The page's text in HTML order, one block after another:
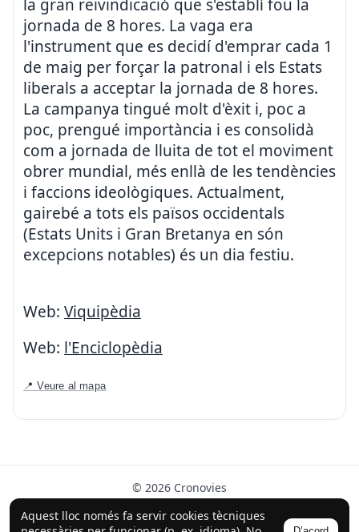
Aquest lloc només fa servir cookies tècniques
la gran reivindicació que s'establí fou la
jornada de 8 hores. La vaga era
l'instrument que es decidí d'emprar cada 1
de maig per forçar la patronal i els Estats
liberals a acceptar la jornada de 8 hores.
La campanya tingué molt d'èxit i, poc a
poc, prengué importància i es consolidà
com a jornada de lluita de tot el moviment
obrer mundial, més enllà de les tendències
i faccions ideològiques. Actualment,
gairebé a tots els països occidentals
(Estats Units i Gran Bretanya en són
excepcions notables) és un dia festiu.
Web: Viquipèdia
Web: l'Enciclopèdia
📍 Veure al mapa
© 2026 Cronovies
Història als carrers · Desenvolupat amb l’ajuda de la IA
(ChatGPT).